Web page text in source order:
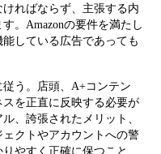
ればならず、主張する内
。Amazonの要件を満たし
している広告であっても
う。店頭、A+コンテン
を正直に反映する必要が
、誇張されたメリット、
クトやアカウントへの警
やすく正確に保つこと